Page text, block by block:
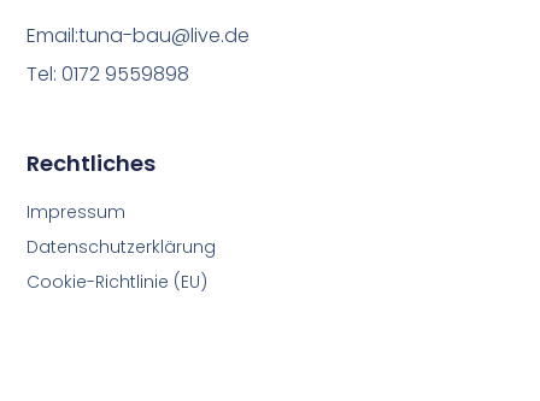
Rechtliches
Impressum
Datenschutzerklärung
Cookie-Richtlinie (EU)
Email:tuna-bau@live.de
Tel: 0172 9559898